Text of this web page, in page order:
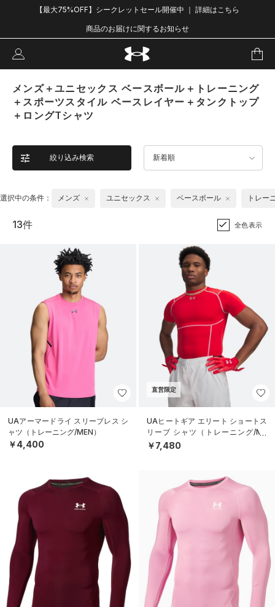
【最大75%OFF】シークレットセール開催中 ｜ 詳細はこちら
商品のお届けに関するお知らせ
メンズ＋ユニセックス ベースボール＋トレーニング
＋スポーツスタイル ベースレイヤー＋タンクトップ
＋ロングTシャツ
絞り込み検索 新着順
選択中の条件： メンズ ユニセックス ベースボール トレー
13件 全色表示
UAアーマードライ スリーブレス シ
ャツ（トレーニング/MEN）
￥4,400
直営限定
UAヒートギア エリート ショートス
リーブ シャツ（トレーニング/ME
N）
￥7,480